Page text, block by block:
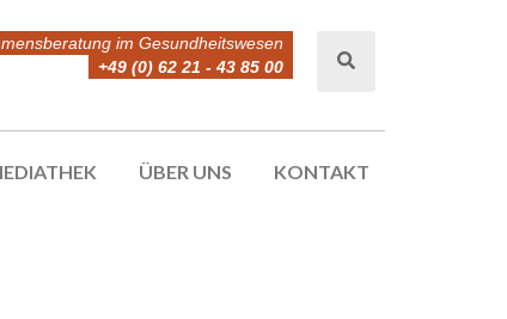
im Gesundheitswesen
+49 (0) 62 21 - 43 85 00
ÜBER UNS KONTAKT